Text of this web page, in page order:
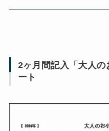
2ヶ月間記入「大人
ート